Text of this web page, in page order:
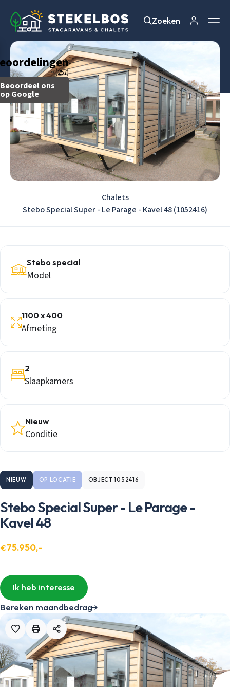
(257)
Beoordeel ons
op Google
Zoeken
Zoeken
Chalets
Stebo Special Super - Le Parage - Kavel 48 (1052416)
Stebo special
Model
1100 x 400
Afmeting
2
Slaapkamers
Nieuw
Conditie
NIEUW OP LOCATIE OBJECT 1052416
Stebo Special Super - Le Parage -
Kavel 48
€75.950,-
Ik heb interesse
Bereken maandbedrag